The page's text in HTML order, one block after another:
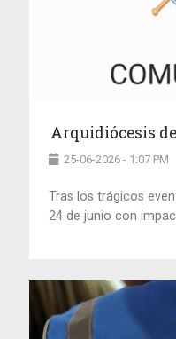
Arquidiócesis de
25-06-2026 - 1:07 PM
Tras los trágicos
24 de junio con